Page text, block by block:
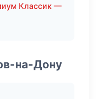
Классик —
на-Дону